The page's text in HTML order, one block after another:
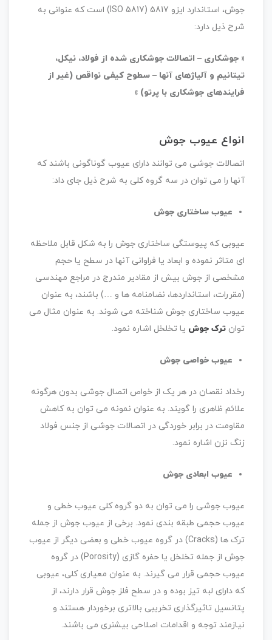
جوش، استاندارد ایزو 5817 (ISO 5817) است که عنوانی به
شرح ذیل دارد:
« جوشکاری – اتصالات جوشکاری شده از فولاد، نیکل،
تیتانیم و آلیاژهای آنها – سطوح کیفی نواقص (غیر از
فرایندهای جوشکاری با پرتو) »
انواع عیوب جوش
اتصالات جوشی می توانند دارای عیوب گوناگونی باشند که
آنها را می توان در سه گروه کلی به شرح ذیل جای داد:
عیوب ساختاری جوش
عیوبی که پیوستگی ساختاری جوش را به شکل قابل ملاحظه
ای متاثر نموده و ابعاد یا فراوانی آنها در سطح یا حجم
مشخصی از جوش بیش از مقادیر مندرج در مراجع مهندسی
(مقررات، استانداردها، نضامنامه ها و …) باشند، به عنوان
عیوب ساختاری جوش شناخته می شوند. به عنوان مثال می
توان ترک جوش یا تخلخل اشاره نمود.
عیوب خواصی جوش
رخداد نقصان در هر یک از خواص اتصال جوشی بدون هرگونه
علائم ظاهری را گویند. به عنوان نمونه می توان به کاهش
مقاومت در برابر خوردگی در اتصالات جوشی از جنس فولاد
زنگ نزن اشاره نمود.
عیوب ابعادی جوش
عیوب جوشی را می توان به دو گروه کلی عیوب خطی و
عیوب حجمی طبقه بندی نمود. برخی از عیوب جوش از جمله
ترک ها (Cracks) در گروه عیوب خطی و بعضی دیگر از عیوب
جوش از جمله تخلخل یا حفره گازی (Porosity) در گروه
عیوب حجمی قرار می گیرند. به عنوان معیاری کلی، عیوبی
که دارای لبه تیز بوده و در سطح فلز جوش قرار دارند، از
پتانسیل تاثیرگذاری تخریبی بالاتری برخوردار هستند و
نیازمند توجه و اقدامات اصلاحی بیشنری می باشند.